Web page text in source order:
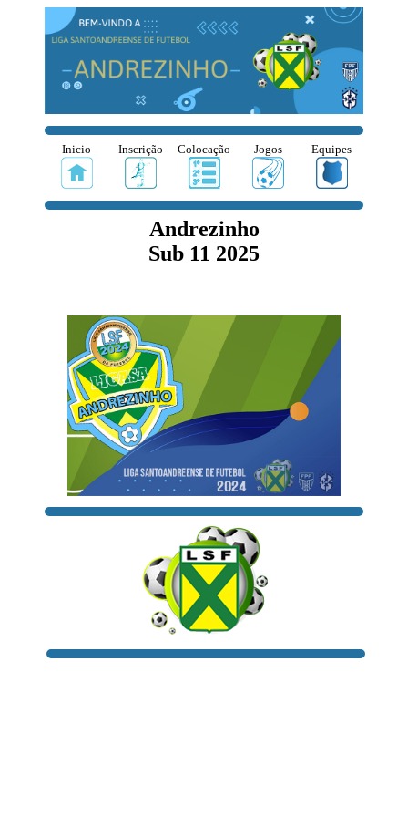
Inicio Inscrição Colocação Jogos Equipes
Andrezinho
Sub 11 2025